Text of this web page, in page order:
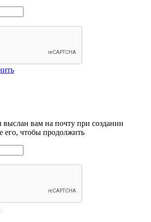
вам на почту при создании
его, чтобы продолжить